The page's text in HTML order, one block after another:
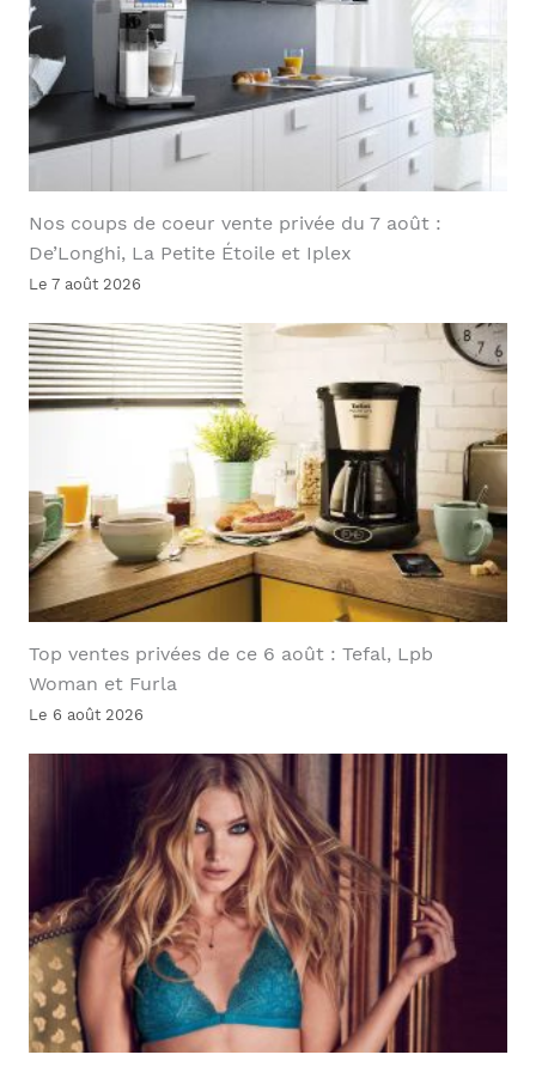
Nos coups de coeur vente privée du 7 août :
De’Longhi, La Petite Étoile et Iplex
Le 7 août 2026
Top ventes privées de ce 6 août : Tefal, Lpb
Woman et Furla
Le 6 août 2026